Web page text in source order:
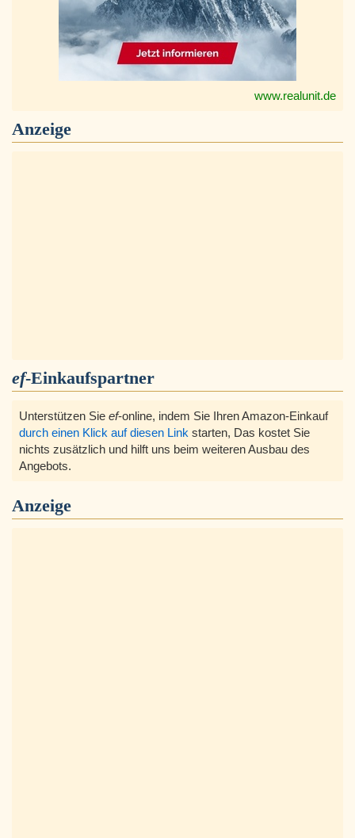
www.realunit.de
Anzeige
ef-Einkaufspartner
Unterstützen Sie ef-online, indem Sie Ihren Amazon-Einkauf
durch einen Klick auf diesen Link starten, Das kostet Sie
nichts zusätzlich und hilft uns beim weiteren Ausbau des
Angebots.
Anzeige